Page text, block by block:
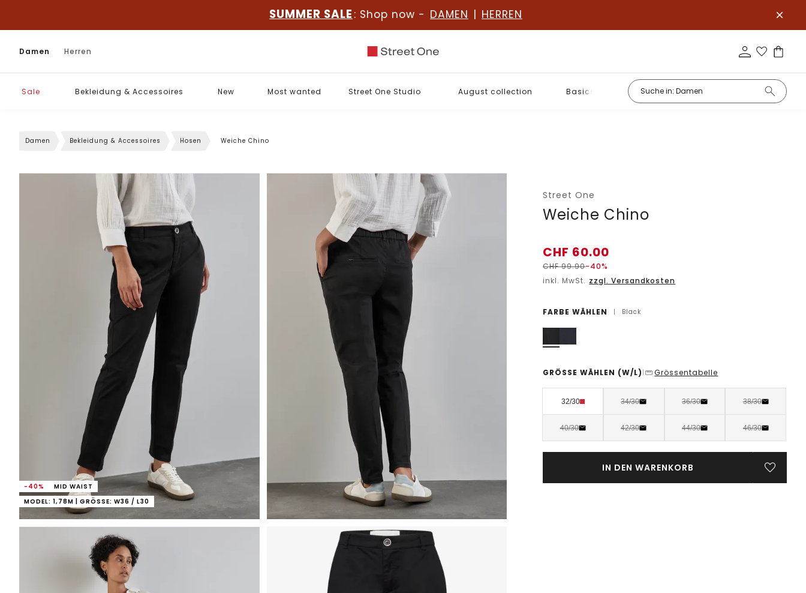
SUMMER SALE : Shop now - DAMEN | HERREN
Damen Herren
Sale Bekleidung & Accessoires New Most wanted Street One Studio August collection Basics
Damen Bekleidung & Accessoires Hosen Weiche Chino
-40%
MID WAIST
MODEL: 1,78M | GRÖSSE: W36 / L30
Street One
Weiche Chino
CHF 60.00
CHF99.90-40%
inkl. MwSt. zzgl. Versandkosten
FARBE WÄHLEN | Black
GRÖSSE WÄHLEN (W/L) | Grössentabelle
32/30 34/30 36/30 38/30
40/30 42/30 44/30 46/30
IN DEN WARENKORB